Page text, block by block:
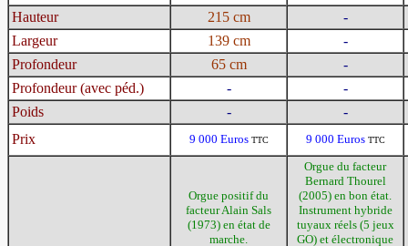
Hauteur 215 cm
-
Largeur
139 cm
-
Profondeur
65 cm
-
Profondeur (avec péd.)
-
-
Poids
-
-
Prix
9 000 Euros TTC 9 000 Euros TTC
Orgue positif du
facteur Alain Sals
(1973) en état de
marche.
Orgue du facteur
Bernard Thourel
(2005) en bon état.
Instrument hybride
tuyaux réels (5 jeux
GO) et électronique